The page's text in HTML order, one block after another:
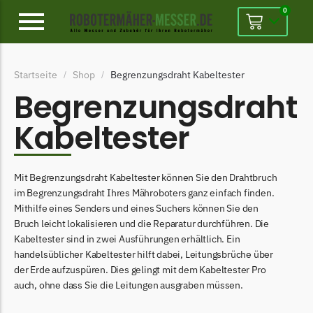
Begrenzungsdraht
Ambrogio
Ambrogio Messer
Begrenzungsdraht
Belrobotics
Belrobotics Messer
Begrenzungsdraht
Black & Decker
0
Startseite / Shop / Begrenzungsdraht Kabeltester
Begrenzungsdraht
Kabeltester
Mit Begrenzungsdraht Kabeltester können Sie den Drahtbruch
im Begrenzungsdraht Ihres Mähroboters ganz einfach finden.
Mithilfe eines Senders und eines Suchers können Sie den
Bruch leicht lokalisieren und die Reparatur durchführen. Die
Kabeltester sind in zwei Ausführungen erhältlich. Ein
handelsüblicher Kabeltester hilft dabei, Leitungsbrüche über
der Erde aufzuspüren. Dies gelingt mit dem Kabeltester Pro
auch, ohne dass Sie die Leitungen ausgraben müssen.